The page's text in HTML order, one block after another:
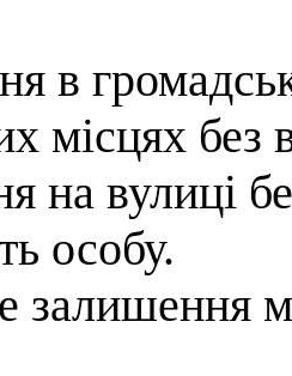
в
місцях без
на вулиці
особу.
залишення